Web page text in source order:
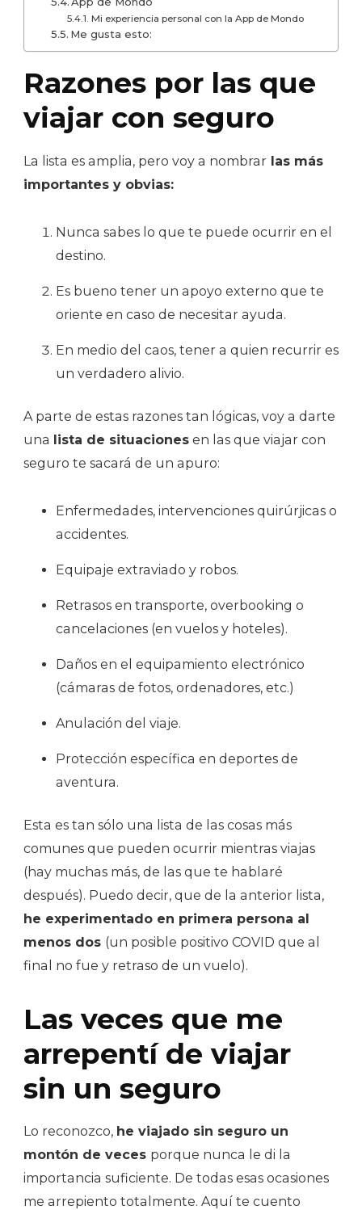
Mi experiencia personal con la App de Mondo
Me gusta esto:
Razones por las que
viajar con seguro
La lista es amplia, pero voy a nombrar las más
importantes y obvias:
Nunca sabes lo que te puede ocurrir en el
destino.
Es bueno tener un apoyo externo que te
oriente en caso de necesitar ayuda.
En medio del caos, tener a quien recurrir es
un verdadero alivio.
A parte de estas razones tan lógicas, voy a darte
una lista de situaciones en las que viajar con
seguro te sacará de un apuro:
Enfermedades, intervenciones quirúrjicas o
accidentes.
Equipaje extraviado y robos.
Retrasos en transporte, overbooking o
cancelaciones (en vuelos y hoteles).
Daños en el equipamiento electrónico
(cámaras de fotos, ordenadores, etc.)
Anulación del viaje.
Protección específica en deportes de
aventura.
Esta es tan sólo una lista de las cosas más
comunes que pueden ocurrir mientras viajas
(hay muchas más, de las que te hablaré
después). Puedo decir, que de la anterior lista,
he experimentado en primera persona al
menos dos (un posible positivo COVID que al
final no fue y retraso de un vuelo).
Las veces que me
arrepentí de viajar
sin un seguro
Lo reconozco, he viajado sin seguro un
montón de veces porque nunca le di la
importancia suficiente. De todas esas ocasiones
me arrepiento totalmente. Aquí te cuento